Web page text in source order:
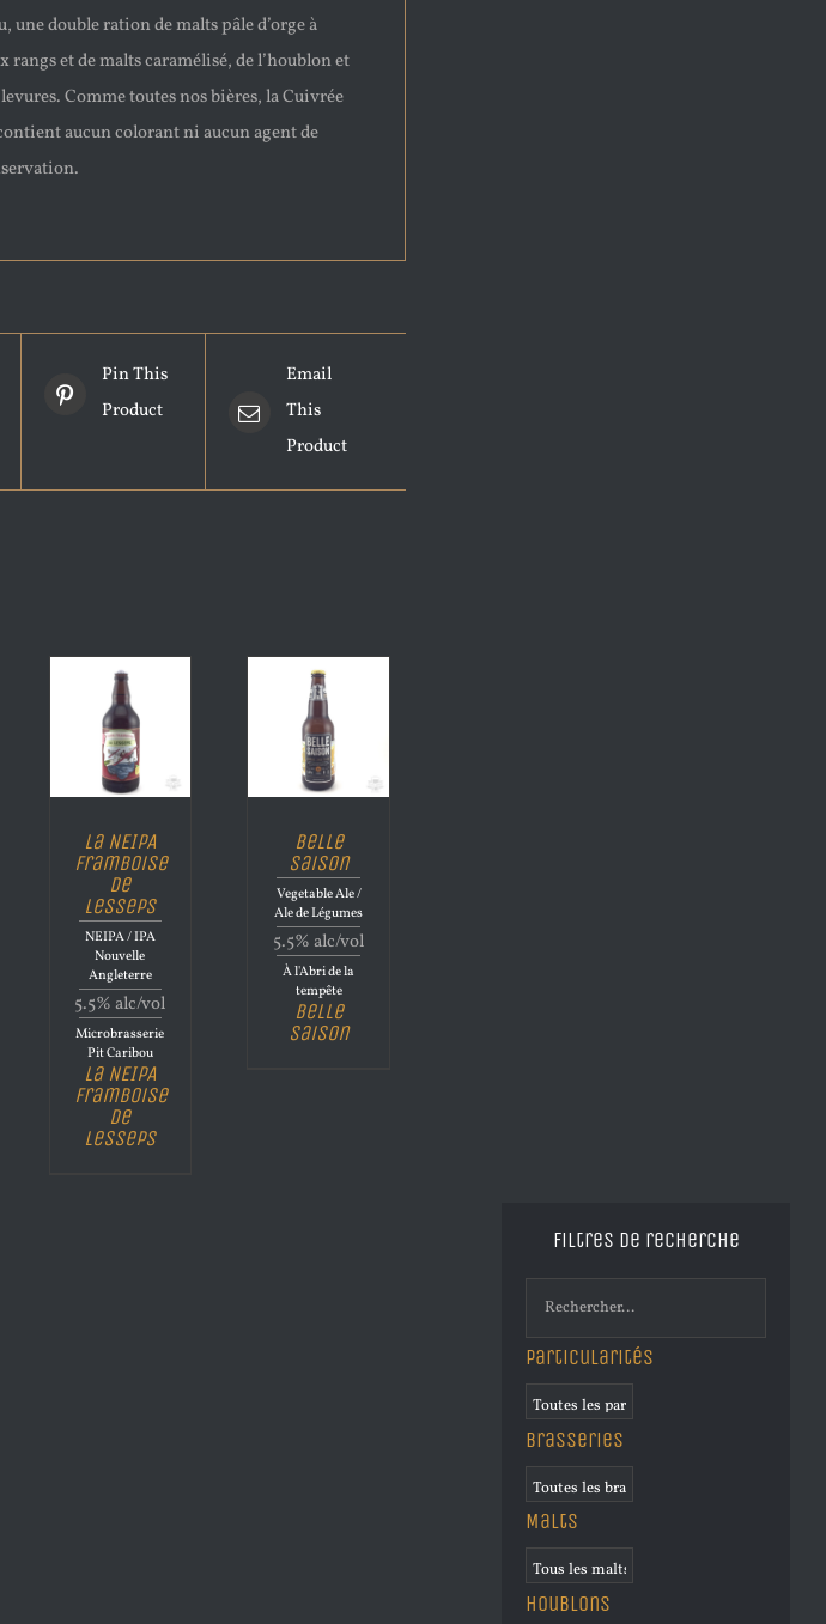
une double ration de malts pâle d’orge à
rangs et de malts caramélisé, de l’houblon et
Comme toutes nos bières, la Cuivrée
aucun colorant ni aucun agent de
Pin This
Product
Email
This
Product
La NEIPA
Framboise
de
Lesseps
NEIPA / IPA
Nouvelle
Angleterre
5.5% alc/vol
Microbrasserie
Pit Caribou
La NEIPA
Framboise
de
Lesseps
Belle
Saison
Vegetable Ale /
Ale de Légumes
5.5% alc/vol
À l'Abri de la
tempête
Belle
Saison
Filtres de recherche
Particularités
Brasseries
Malts
Houblons